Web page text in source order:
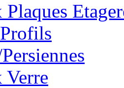
Plaques
Verre